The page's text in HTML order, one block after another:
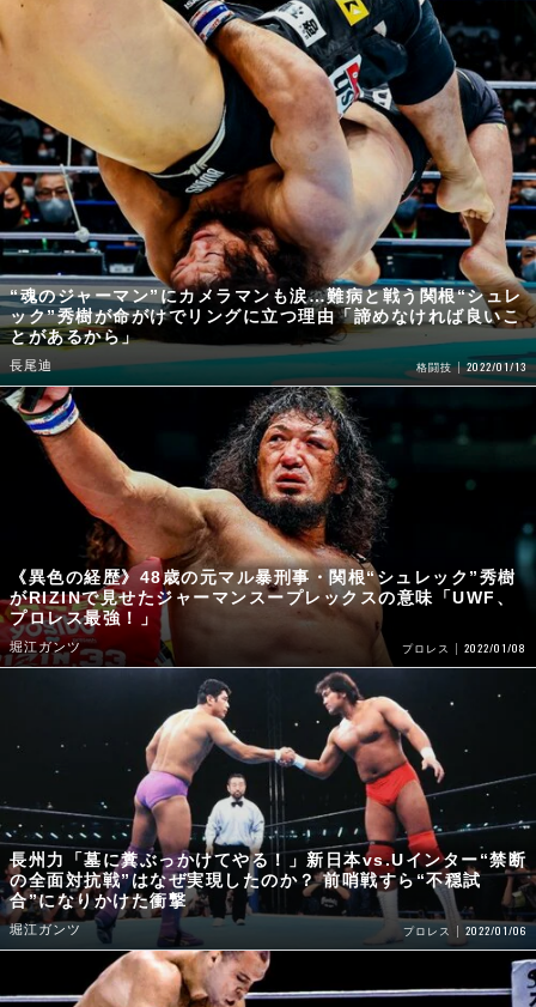
“魂のジャーマン”にカメラマンも涙…難病と戦う関根“シュレ
ック”秀樹が命がけでリングに立つ理由「諦めなければ良いこ
とがあるから」
長尾迪 格闘技 2022/01/13
《異色の経歴》48歳の元マル暴刑事・関根“シュレック”秀樹
がRIZINで見せたジャーマンスープレックスの意味「UWF、
プロレス最強！」
堀江ガンツ プロレス 2022/01/08
長州力「墓に糞ぶっかけてやる！」新日本vs.Uインター“禁断
の全面対抗戦”はなぜ実現したのか？ 前哨戦すら“不穏試
合”になりかけた衝撃
堀江ガンツ プロレス 2022/01/06